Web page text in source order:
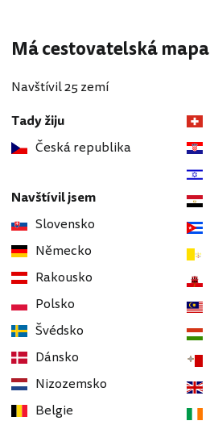
Má cestovatelská mapa
Navštívil 25 zemí
Tady žiju
Česká republika
Navštívil jsem
Slovensko
Německo
Rakousko
Polsko
Švédsko
Dánsko
Nizozemsko
Belgie